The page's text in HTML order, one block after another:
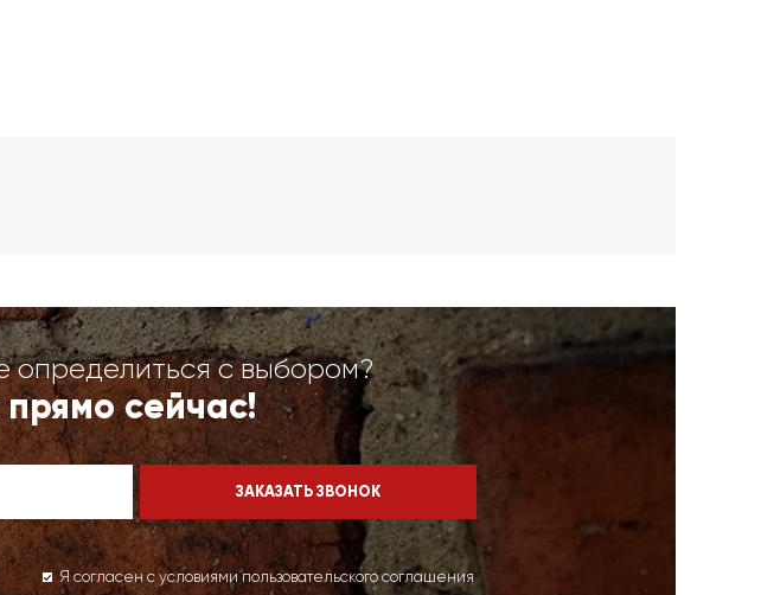
определиться с выбором?
сейчас!
Я согласен с условиями пользовательского соглашения